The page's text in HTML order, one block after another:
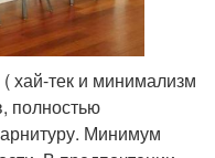
хай-тек и минимализм
полностью
Минимум